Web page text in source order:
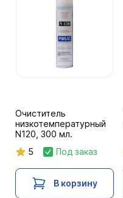
Очиститель
низкотемпературный
N120, 300 мл.
5
Под заказ
В корзину